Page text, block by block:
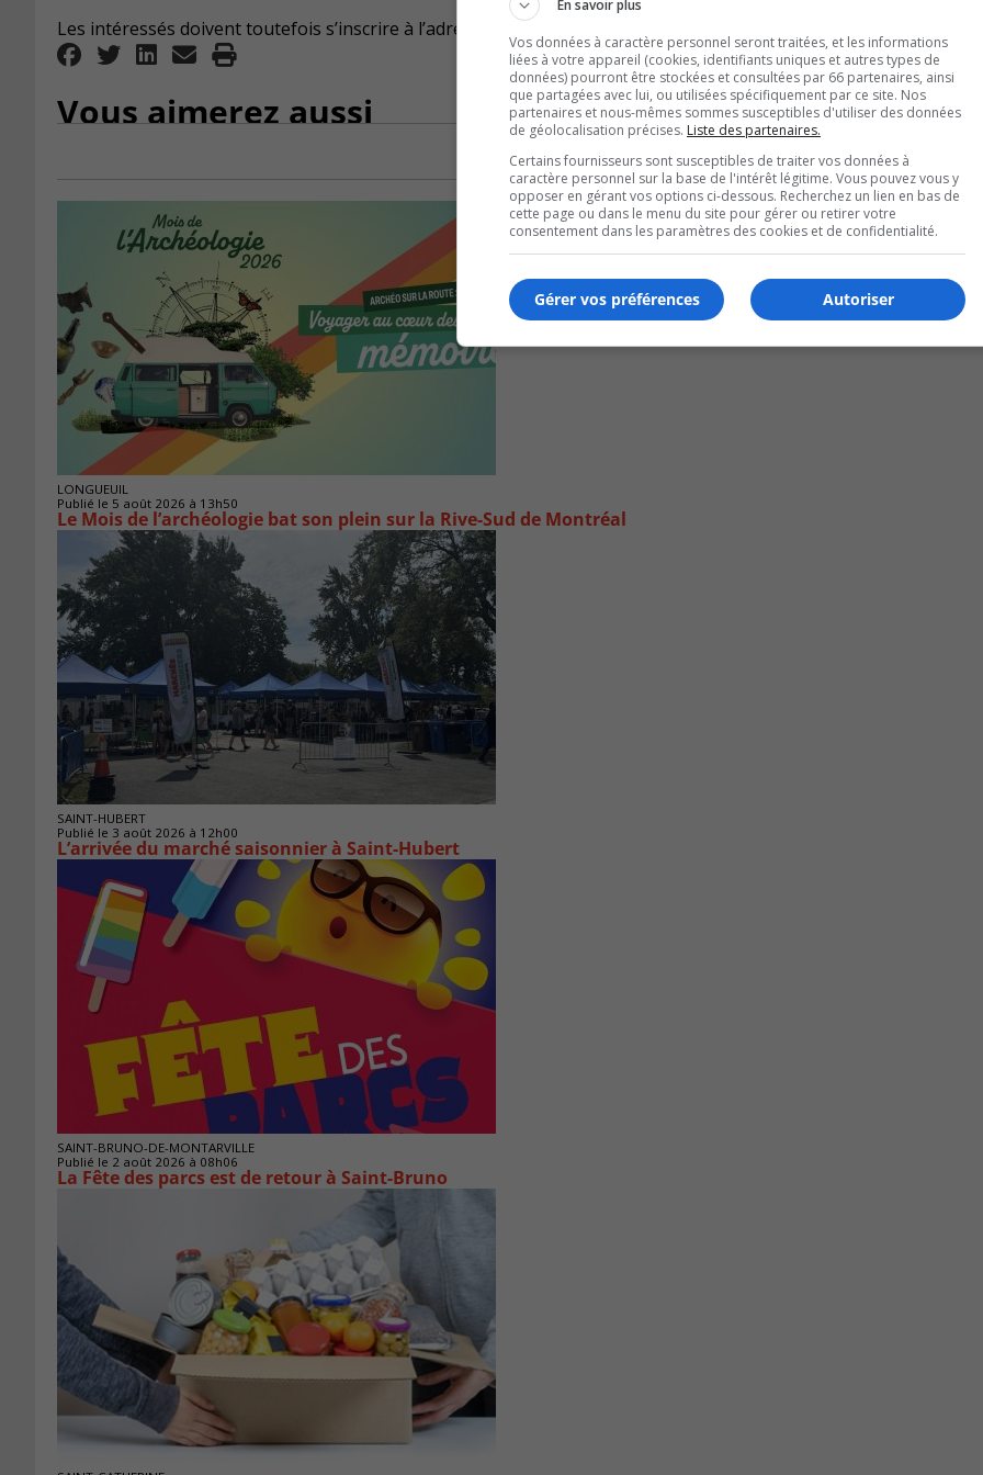
Les intéressés doivent toutefois s’inscrire à l’adresse info@carrefourmoutier.org
Vous aimerez aussi
LONGUEUIL
Publié le 5 août 2026 à 13h50
Le Mois de l’archéologie bat son plein sur la Rive-Sud de Montréal
SAINT-HUBERT
Publié le 3 août 2026 à 12h00
L’arrivée du marché saisonnier à Saint-Hubert
SAINT-BRUNO-DE-MONTARVILLE
Publié le 2 août 2026 à 08h06
La Fête des parcs est de retour à Saint-Bruno
En savoir plus
Vos données à caractère personnel seront traitées, et les informations
liées à votre appareil (cookies, identifiants uniques et autres types de
données) pourront être stockées et consultées par 66 partenaires, ainsi
que partagées avec lui, ou utilisées spécifiquement par ce site. Nos
partenaires et nous-mêmes sommes susceptibles d'utiliser des données
de géolocalisation précises. Liste des partenaires.
Certains fournisseurs sont susceptibles de traiter vos données à
caractère personnel sur la base de l'intérêt légitime. Vous pouvez vous y
opposer en gérant vos options ci-dessous. Recherchez un lien en bas de
cette page ou dans le menu du site pour gérer ou retirer votre
consentement dans les paramètres des cookies et de confidentialité.
Autoriser
Gérer vos préférences